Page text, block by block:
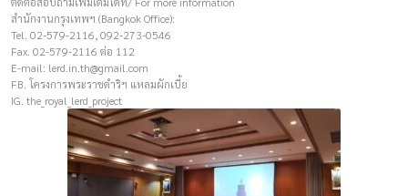
สำนักงานกรุงเทพฯ (Bangkok Office):
Tel. 02-579-2116, 092-273-0546
Fax. 02-579-2116 ต่อ 112
E-mail: lerd.in.th@gmail.com
FB. โครงการพระราชดำริฯ แหลมผักเบี้ย
IG. the_royal_lerd_project